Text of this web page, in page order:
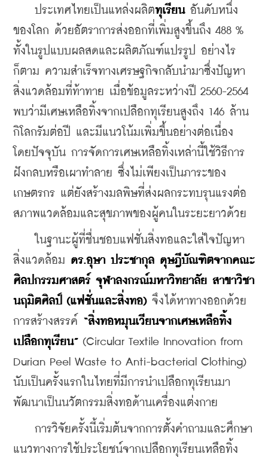
ประเทศไทยเป็นแหล่งผลิตทุเรียน อันดับหนึ่ง
ของโลก ด้วยอัตราการส่งออกที่เพิ่มสูงขึ้นถึง 488 %
ทั้งในรูปแบบผลสดและผลิตภัณฑ์แปรรูป อย่างไร
ก็ตาม ความสำเร็จทางเศรษฐกิจกลับนำมาซึ่งปัญหา
สิ่งแวดล้อมที่ท้าทาย เมื่อข้อมูลระหว่างปี 2560-2564
พบว่ามีเศษเหลือทิ้งจากเปลือกทุเรียนสูงถึง 146 ล้าน
กิโลกรัมต่อปี และมีแนวโน้มเพิ่มขึ้นอย่างต่อเนื่อง
โดยปัจจุบัน การจัดการเศษเหลือทิ้งเหล่านี้ใช้วิธีการ
ฝังกลบหรือเผาทำลาย ซึ่งไม่เพียงเป็นภาระของ
เกษตรกร แต่ยังสร้างมลพิษที่ส่งผลกระทบรุนแรงต่อ
สภาพแวดล้อมและสุขภาพของผู้คนในระยะยาวด้วย
ในฐานะผู้ที่ชื่นชอบแฟชั่นสิ่งทอและใส่ใจปัญหา
สิ่งแวดล้อม ดร.อุษา ประชากุล ดุษฎีบัณฑิตจากคณะ
ศิลปกรรมศาสตร์ จุฬาลงกรณ์มหาวิทยาลัย สาขาวิชา
นฤมิตศิลป์ (แฟชั่นและสิ่งทอ) จึงได้หาทางออกด้วย
การสร้างสรรค์ “สิ่งทอหมุนเวียนจากเศษเหลือทิ้ง
เปลือกทุเรียน” (Circular Textile Innovation from
Durian Peel Waste to Anti-bacterial Clothing)
นับเป็นครั้งแรกในไทยที่มีการนำเปลือกทุเรียนมา
พัฒนาเป็นนวัตกรรมสิ่งทอด้านเครื่องแต่งกาย
การวิจัยครั้งนี้เริ่มต้นจากการตั้งคำถามและศึกษา
แนวทางการใช้ประโยชน์จากเปลือกทุเรียนเหลือทิ้ง